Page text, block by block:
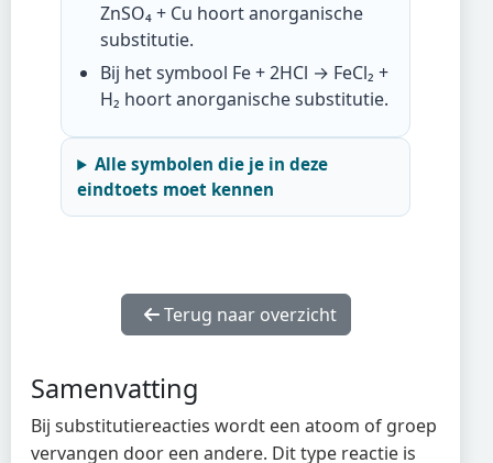
ZnSO₄ + Cu hoortanorganische
substitutie.
Bij het symbool Fe + 2HCl → FeCl₂ +
H₂ hoortanorganische substitutie.
Alle symbolen die je in deze
eindtoets moet kennen
Terug naar overzicht
Samenvatting
Bij substitutiereacties wordt een atoom of groep
vervangen door een andere. Dit type reactie is